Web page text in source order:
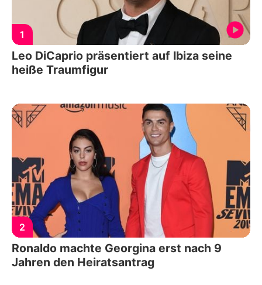
1
Leo DiCaprio präsentiert auf Ibiza seine
heiße Traumfigur
2
Ronaldo machte Georgina erst nach 9
Jahren den Heiratsantrag